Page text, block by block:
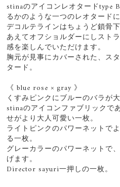
stinaのアイコンレオタードtype
るかのような一つのレオタード
デコルテラインはちょうど鎖骨
あえてオフショルダーにしスト
感を楽しんでいただけます。
胸元が見事にカバーされた、ス
タード。
《 blue rose × gray 》
くすみピンクにブルーのバラが
stinaのアイコンファブリックで
せがより大人可愛い一枚。
ライトピンクのパワーネットで
る一枚。
グレーカラーのパワーネットで
げます。
Director sayuri一押しの一枚。